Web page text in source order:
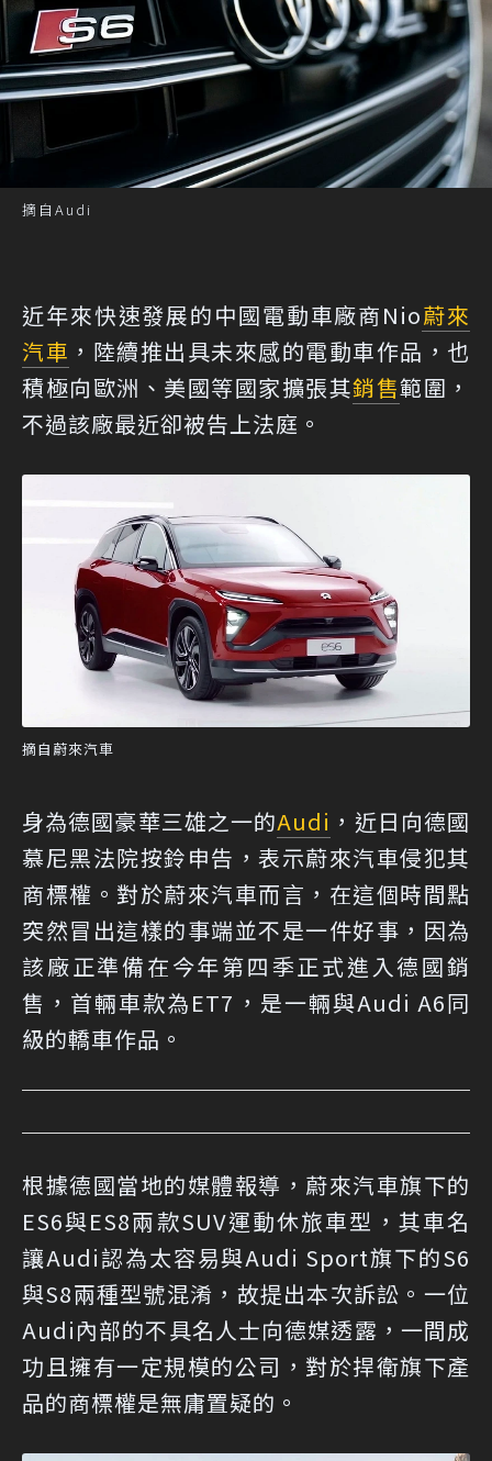
摘自Audi
近年來快速發展的中國電動車廠商Nio蔚來
汽車 ，陸續推出具未來感的電動車作品，也
積極向歐洲、美國等國家擴張其銷售範圍，
不過該廠最近卻被告上法庭。
摘自蔚來汽車
身為德國豪華三雄之一的Audi ，近日向德國
慕尼黑法院按鈴申告，表示蔚來汽車侵犯其
商標權。對於蔚來汽車而言，在這個時間點
突然冒出這樣的事端並不是一件好事，因為
該廠正準備在今年第四季正式進入德國銷
售，首輛車款為ET7，是一輛與Audi A6同
級的轎車作品。
根據德國當地的媒體報導，蔚來汽車旗下的
ES6與ES8兩款SUV運動休旅車型，其車名
讓Audi認為太容易與Audi Sport旗下的S6
與S8兩種型號混淆，故提出本次訴訟。一位
Audi內部的不具名人士向德媒透露，一間成
功且擁有一定規模的公司，對於捍衛旗下產
品的商標權是無庸置疑的。